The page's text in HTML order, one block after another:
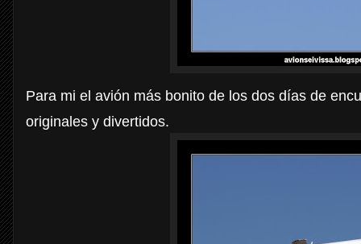
Para mi el avión más bonito de los dos días de
originales y divertidos.